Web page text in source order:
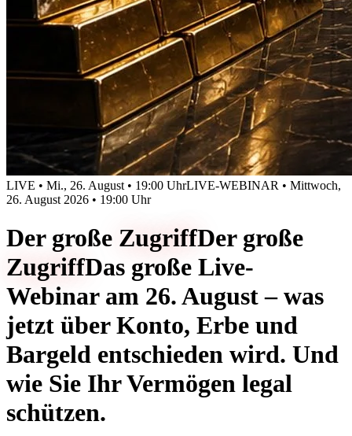
LIVE • Mi., 26. August • 19:00 UhrLIVE-WEBINAR • Mittwoch,
26. August 2026 • 19:00 Uhr
Der große ZugriffDer große
ZugriffDas große Live-
Webinar am 26. August – was
jetzt über Konto, Erbe und
Bargeld entschieden wird. Und
wie Sie Ihr Vermögen legal
schützen.